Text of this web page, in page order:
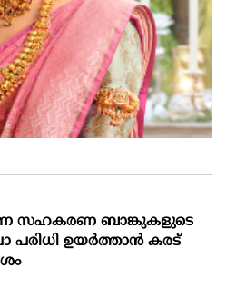
സഹകരണ ബാങ്കുകളുടെ
പരിധി ഉയർത്താൻ കരട്